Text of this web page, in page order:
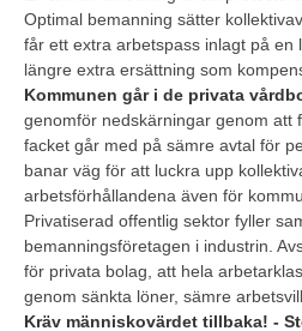
Optimal bemanning sätter
får ett extra arbetspass inlagt på en
längre extra ersättning som
Kommunen går i de privata
genomför nedskärningar genom att
facket går med på sämre avtal för
banar väg för att luckra upp
arbetsförhållandena även för
Privatiserad offentlig sektor fyller
bemanningsföretagen i industrin.
för privata bolag, att hela
genom sänkta löner, sämre
Kräv människovärdet tillbaka! -